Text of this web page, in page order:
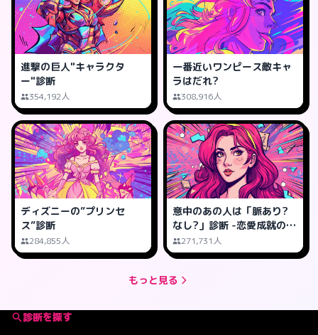
進撃の巨人"キャラクタ
ー"診断
354,192人
一番近いワンピース敵キャ
ラはだれ?
308,916人
ディズニーの”プリンセ
ス”診断
284,855人
意中のあの人は「脈あり?
なし?」診断 -恋愛成就の可
能性は?
271,731人
もっと見る
診断を探す